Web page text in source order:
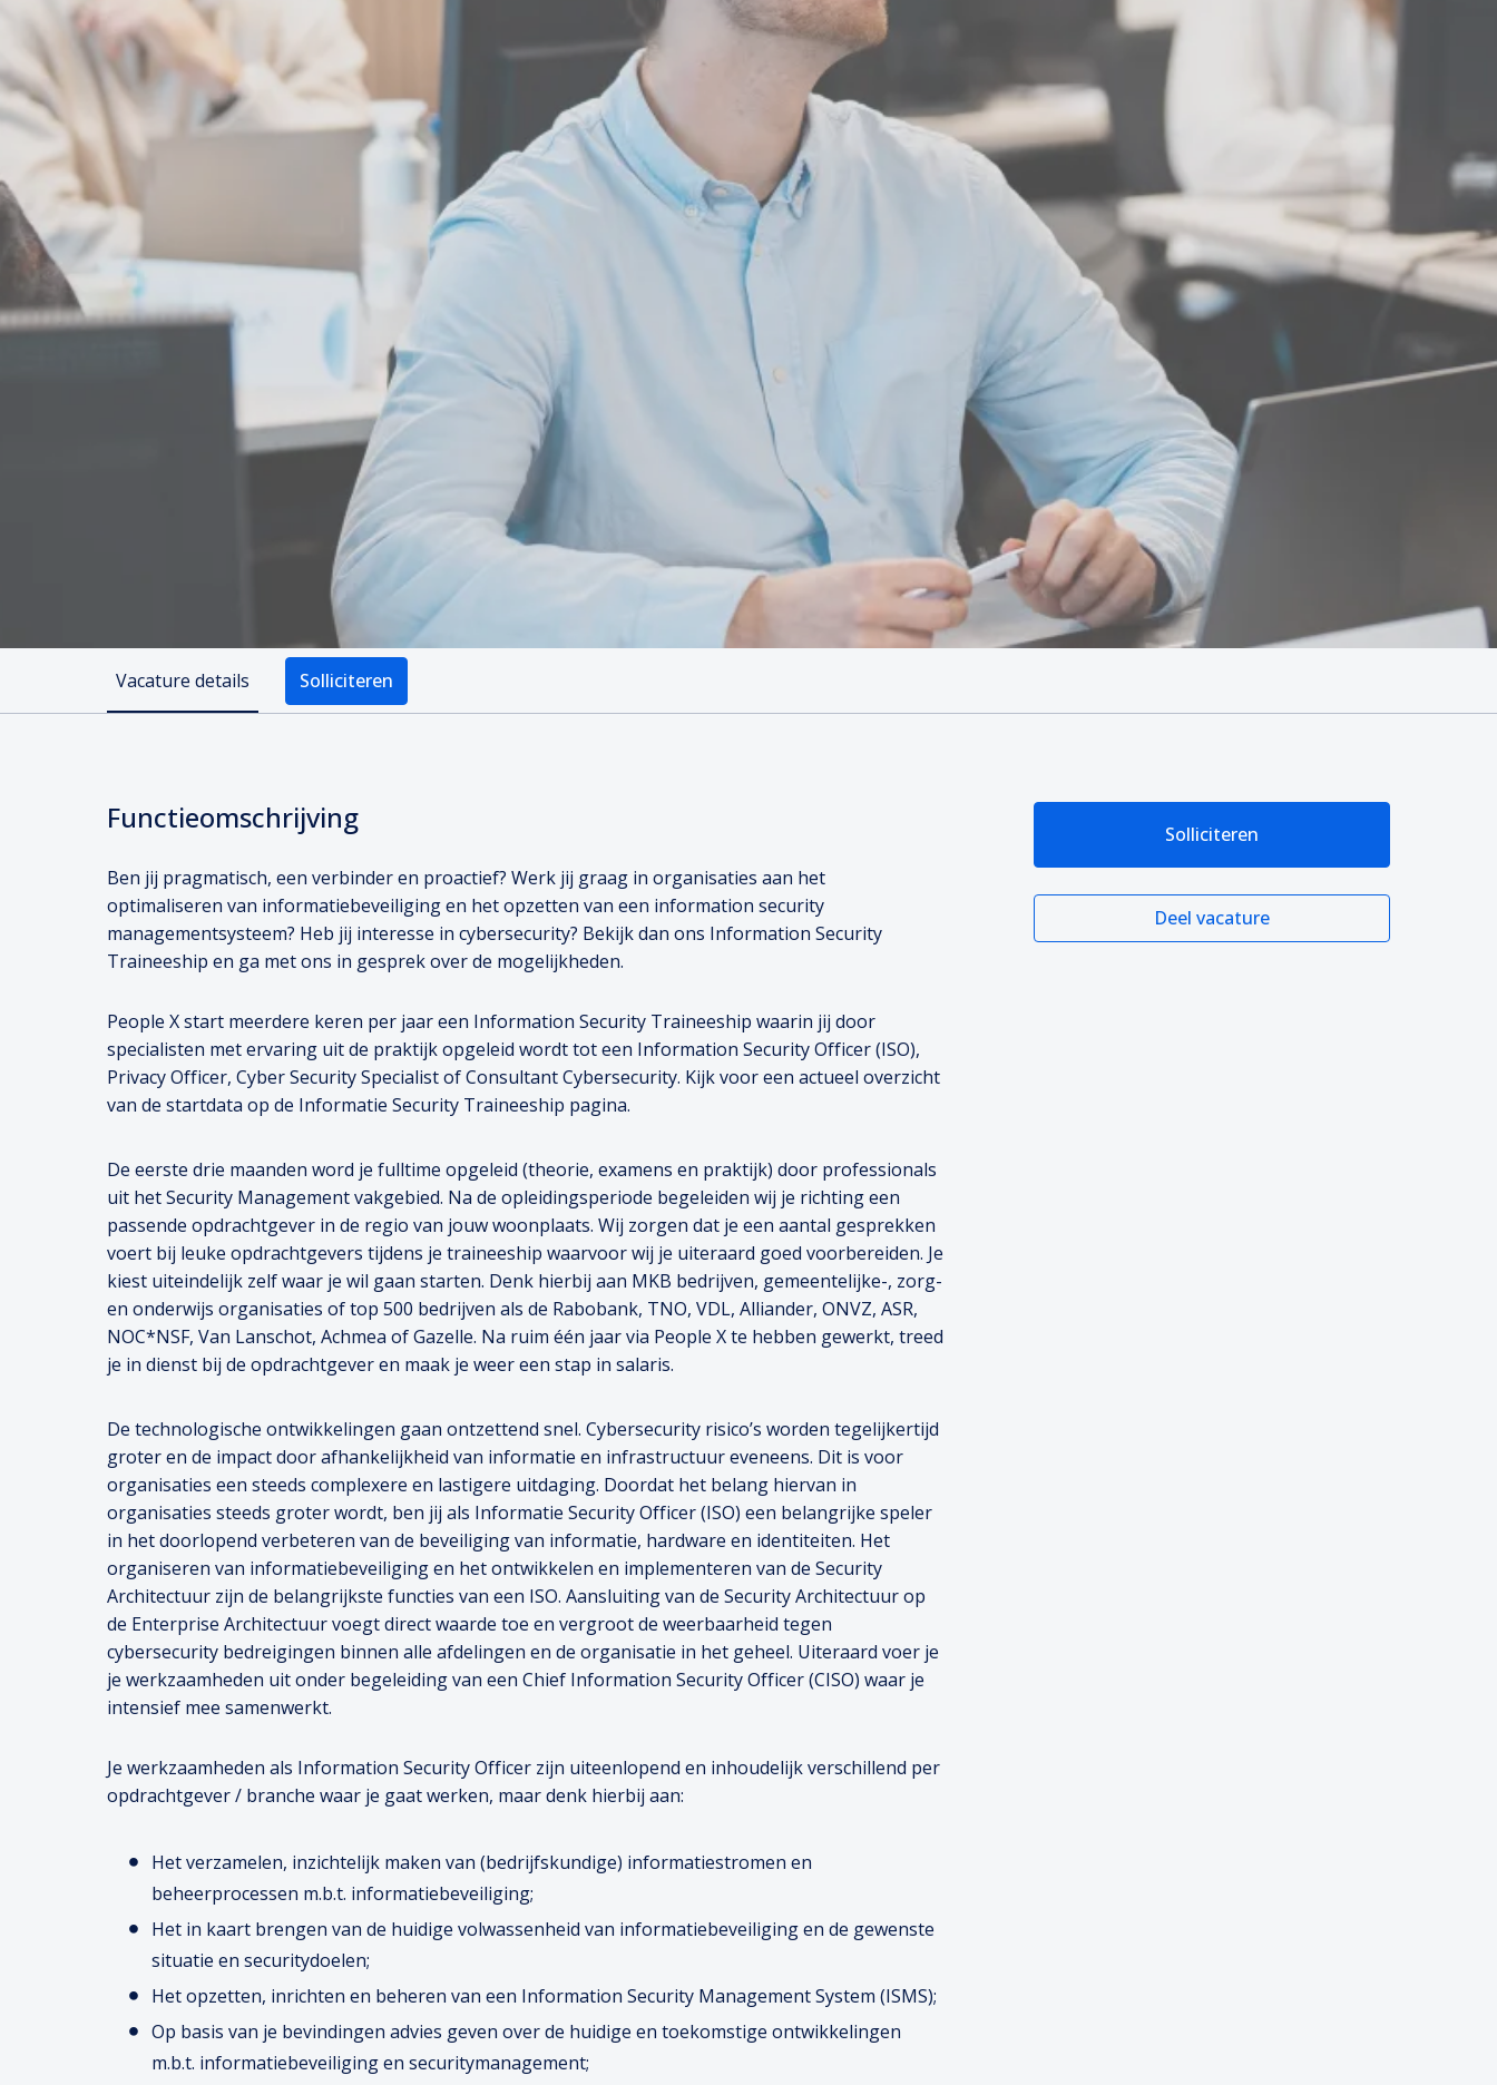
Vacature details Solliciteren
Functieomschrijving
Ben jij pragmatisch, een verbinder en proactief? Werk jij graag in organisaties aan het
optimaliseren van informatiebeveiliging en het opzetten van een information security
managementsysteem? Heb jij interesse in cybersecurity? Bekijk dan ons Information Security
Traineeship en ga met ons in gesprek over de mogelijkheden.
People X start meerdere keren per jaar een Information Security Traineeship waarin jij door
specialisten met ervaring uit de praktijk opgeleid wordt tot een Information Security Officer (ISO),
Privacy Officer, Cyber Security Specialist of Consultant Cybersecurity. Kijk voor een actueel overzicht
van de startdata op de Informatie Security Traineeship pagina.
De eerste drie maanden word je fulltime opgeleid (theorie, examens en praktijk) door professionals
uit het Security Management vakgebied. Na de opleidingsperiode begeleiden wij je richting een
passende opdrachtgever in de regio van jouw woonplaats. Wij zorgen dat je een aantal gesprekken
voert bij leuke opdrachtgevers tijdens je traineeship waarvoor wij je uiteraard goed voorbereiden. Je
kiest uiteindelijk zelf waar je wil gaan starten. Denk hierbij aan MKB bedrijven, gemeentelijke-, zorg-
en onderwijs organisaties of top 500 bedrijven als de Rabobank, TNO, VDL, Alliander, ONVZ, ASR,
NOC*NSF, Van Lanschot, Achmea of Gazelle. Na ruim één jaar via People X te hebben gewerkt, treed
je in dienst bij de opdrachtgever en maak je weer een stap in salaris.
De technologische ontwikkelingen gaan ontzettend snel. Cybersecurity risico’s worden tegelijkertijd
groter en de impact door afhankelijkheid van informatie en infrastructuur eveneens. Dit is voor
organisaties een steeds complexere en lastigere uitdaging. Doordat het belang hiervan in
organisaties steeds groter wordt, ben jij als Informatie Security Officer (ISO) een belangrijke speler
in het doorlopend verbeteren van de beveiliging van informatie, hardware en identiteiten. Het
organiseren van informatiebeveiliging en het ontwikkelen en implementeren van de Security
Architectuur zijn de belangrijkste functies van een ISO. Aansluiting van de Security Architectuur op
de Enterprise Architectuur voegt direct waarde toe en vergroot de weerbaarheid tegen
cybersecurity bedreigingen binnen alle afdelingen en de organisatie in het geheel. Uiteraard voer je
je werkzaamheden uit onder begeleiding van een Chief Information Security Officer (CISO) waar je
intensief mee samenwerkt.
Je werkzaamheden als Information Security Officer zijn uiteenlopend en inhoudelijk verschillend per
opdrachtgever / branche waar je gaat werken, maar denk hierbij aan:
Het verzamelen, inzichtelijk maken van (bedrijfskundige) informatiestromen en
beheerprocessen m.b.t. informatiebeveiliging;
Het in kaart brengen van de huidige volwassenheid van informatiebeveiliging en de gewenste
situatie en securitydoelen;
Het opzetten, inrichten en beheren van een Information Security Management System (ISMS);
Op basis van je bevindingen advies geven over de huidige en toekomstige ontwikkelingen
m.b.t. informatiebeveiliging en securitymanagement;
Solliciteren
Deel vacature